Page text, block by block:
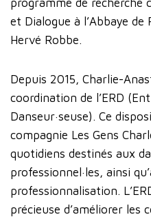
et Dialogue à l’Abbaye
Hervé Robbe.
Depuis 2015, Charlie-
coordination de l’ERD
Danseur·seuse). Ce
compagnie Les Gens
quotidiens destinés aux
professionnel·les, ainsi
professionnalisation.
précieuse d’améliorer les